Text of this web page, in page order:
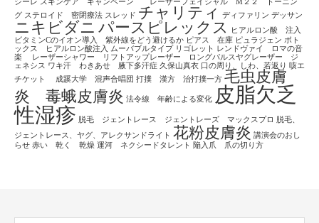
シーレ スキンケア キャンペーン レーザーフェイシャル M２２ トーニン
グ ステロイド 密閉療法 スレッド チャリティ ディファリン デッサン
ニキビダニ パースピレックス
ヒアルロン酸 注入
ビタミンCのイオン導入 紫外線をどう避けるか ピアス 在庫 ピュラジェン ボト
ックス ヒアルロン酸注入
ムーバブルタイプ リゴレット レンドヴァイ ロマの音
楽
レーザーシャワー リフトアップレーザー ロングパルスヤグレーザー ジ
ェネシス ワキ汗 わきあせ 腋下多汗症 久保山真衣 口の周り、しわ、若返り 咳エ
チケット
成蹊大学 混声合唱団 打撲 漢方 治打撲一方 毛虫皮膚
炎 毒蛾皮膚炎 法令線 年齢による変化
皮脂欠乏
性湿疹 脱毛 ジェントレース ジェントレーズ マックスプロ
脱毛、
ジェントレース、ヤグ、アレクサンドライト 花粉皮膚炎 講演会のおし
らせ 赤い 乾く 乾燥 運河 ネクシードタレント 陥入爪 爪の切り方